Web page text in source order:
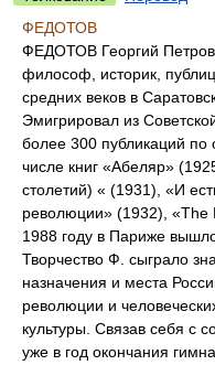
ФЕДОТОВ
ФЕДОТОВ Георгий
философ, историк,
средних веков в
Эмигрировал из
более 300 публикаций
числе книг «Абеляр»
столетий) « (1931), «И
революции» (1932), «The
1988 году в Париже
Творчество Ф. сыграло
назначения и места
революции и
культуры. Связав себя с
уже в год окончания